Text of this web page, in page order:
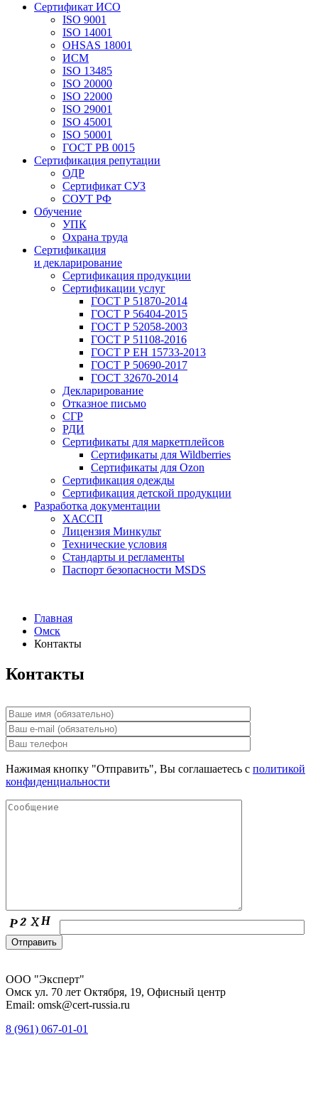
Сертификат ИСО
ISO 9001
ISO 14001
OHSAS 18001
ИСМ
ISO 13485
ISO 20000
ISO 22000
ISO 29001
ISO 45001
ISO 50001
ГОСТ РВ 0015
Сертификация репутации
ОДР
Сертификат СУЗ
СОУТ РФ
Обучение
УПК
Охрана труда
Сертификация
и декларирование
Сертификация продукции
Сертификации услуг
ГОСТ Р 51870-2014
ГОСТ Р 56404-2015
ГОСТ Р 52058-2003
ГОСТ Р 51108-2016
ГОСТ Р ЕН 15733-2013
ГОСТ Р 50690-2017
ГОСТ 32670-2014
Декларирование
Отказное письмо
СГР
РДИ
Сертификаты для маркетплейсов
Сертификаты для Wildberries
Сертификаты для Ozon
Сертификация одежды
Сертификация детской продукции
Разработка документации
ХАССП
Лицензия Минкульт
Технические условия
Стандарты и регламенты
Паспорт безопасности MSDS
Главная
Омск
Контакты
Контакты
Нажимая кнопку "Отправить", Вы соглашаетесь с политикой
конфиденциальности
ООО "Эксперт"
Омск ул. 70 лет Октября, 19, Офисный центр
Email: omsk@cert-russia.ru
8 (961) 067-01-01